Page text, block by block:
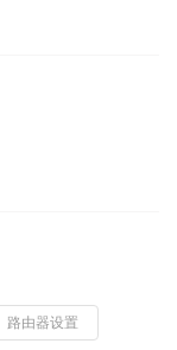
路由器设置